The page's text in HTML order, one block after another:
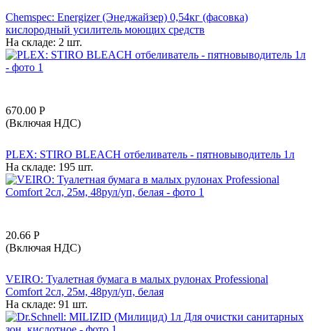
Chemspec: Energizer (Энеджайзер) 0,54кг (фасовка)
кислородный усилитель моющих средств
На складе: 2 шт.
670.00 Р
(Включая НДС)
PLEX: STIRO BLEACH отбеливатель - пятновыводитель 1л
На складе: 195 шт.
20.66 Р
(Включая НДС)
VEIRO: Туалетная бумага в малых рулонах Professional
Comfort 2сл, 25м, 48рул/уп, белая
На складе: 91 шт.